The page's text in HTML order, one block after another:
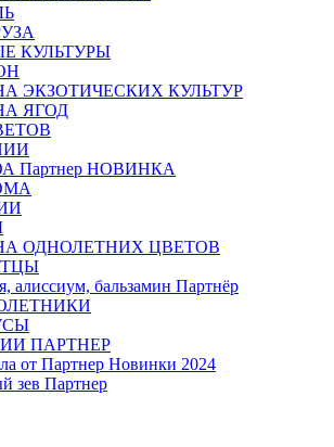
КУЛЬТУРЫ
ЭКЗОТИЧЕСКИХ КУЛЬТУР
ЯГОД
Партнер НОВИНКА
ОДНОЛЕТНИХ ЦВЕТОВ
алиссиум, бальзамин Партнёр
ПАРТНЕР
от Партнер Новинки 2024
зев Партнер